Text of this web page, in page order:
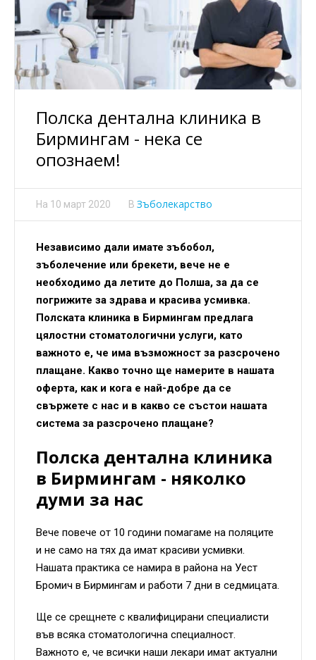
Полска дентална клиника в
Бирмингам - нека се
опознаем!
На 10 март 2020 В Зъболекарство
Независимо дали имате зъбобол,
зъболечение или брекети, вече не е
необходимо да летите до Полша, за да се
погрижите за здрава и красива усмивка.
Полската клиника в Бирмингам предлага
цялостни стоматологични услуги, като
важното е, че има възможност за разсрочено
плащане. Какво точно ще намерите в нашата
оферта, как и кога е най-добре да се
свържете с нас и в какво се състои нашата
система за разсрочено плащане?
Полска дентална клиника
в Бирмингам - няколко
думи за нас
Вече повече от 10 години помагаме на поляците
и не само на тях да имат красиви усмивки.
Нашата практика се намира в района на Уест
Бромич в Бирмингам и работи 7 дни в седмицата.
Ще се срещнете с квалифицирани специалисти
във всяка стоматологична специалност.
Важното е, че всички наши лекари имат актуални